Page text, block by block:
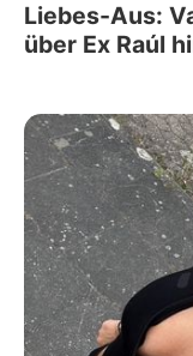
Liebes-Aus:
über Ex Raúl